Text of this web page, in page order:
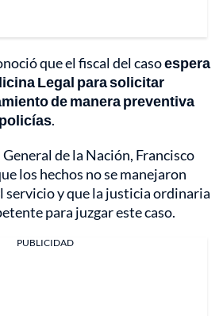
que el fiscal del casoespera
Legal para solicitar
de manera preventiva
.
de la Nación, Francisco
los hechos no se manejaron
servicio y que la justicia ordinaria
para juzgar este caso.
PUBLICIDAD